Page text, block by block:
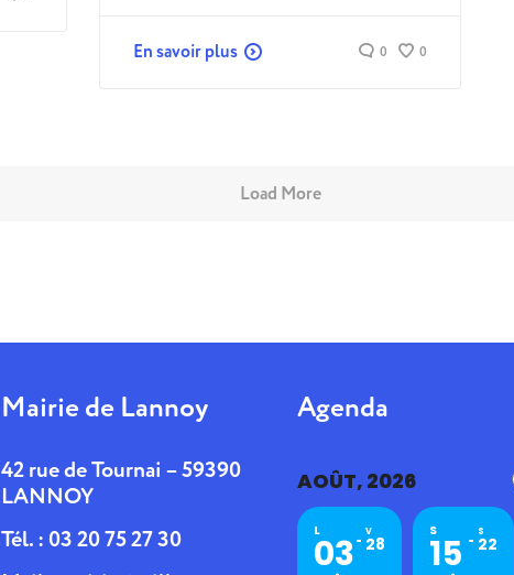
En savoir plus 0 0
Load More
Mairie de Lannoy
42 rue de Tournai – 59390
LANNOY
Tél. : 03 20 75 27 30
Agenda
AOÛT, 2026
L
03 V
28
S
15 S
22